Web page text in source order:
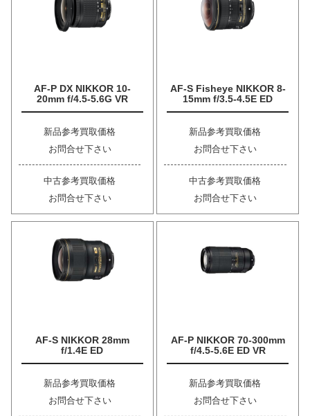
AF-P DX NIKKOR 10-
20mm f/4.5-5.6G VR
新品参考買取価格
お問合せ下さい
中古参考買取価格
お問合せ下さい
AF-S Fisheye NIKKOR 8-
15mm f/3.5-4.5E ED
新品参考買取価格
お問合せ下さい
中古参考買取価格
お問合せ下さい
AF-S NIKKOR 28mm
f/1.4E ED
新品参考買取価格
お問合せ下さい
AF-P NIKKOR 70-300mm
f/4.5-5.6E ED VR
新品参考買取価格
お問合せ下さい